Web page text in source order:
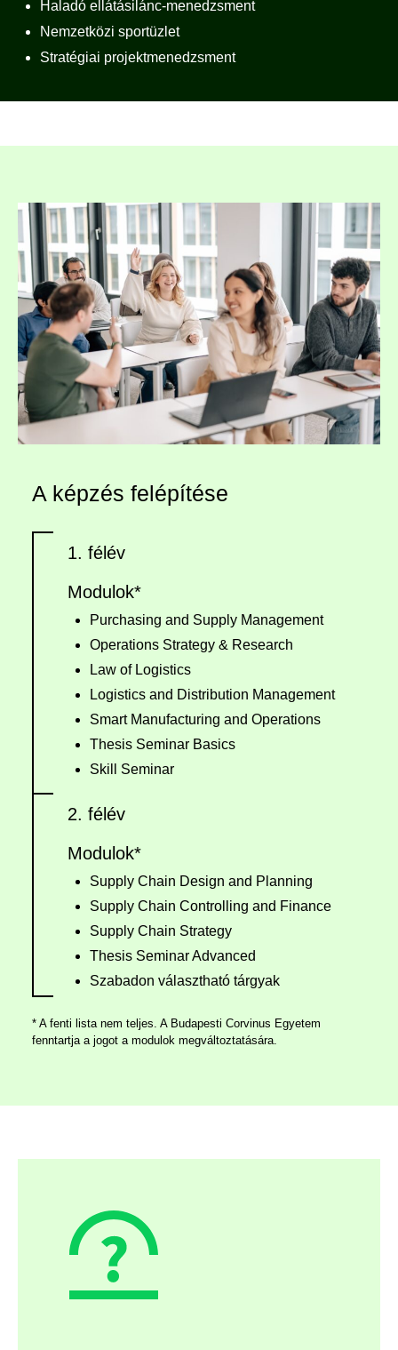
Haladó ellátásilánc-menedzsment
Nemzetközi sportüzlet
Stratégiai projektmenedzsment
A képzés felépítése
1. félév
Modulok*
Purchasing and Supply Management
Operations Strategy & Research
Law of Logistics
Logistics and Distribution Management
Smart Manufacturing and Operations
Thesis Seminar Basics
Skill Seminar
2. félév
Modulok*
Supply Chain Design and Planning
Supply Chain Controlling and Finance
Supply Chain Strategy
Thesis Seminar Advanced
Szabadon választható tárgyak
* A fenti lista nem teljes. A Budapesti Corvinus Egyetem
fenntartja a jogot a modulok megváltoztatására.